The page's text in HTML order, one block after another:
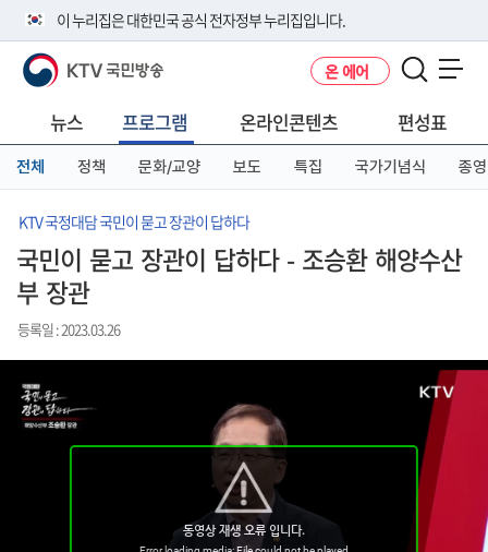
이 누리집은 대한민국 공식 전자정부 누리집입니다.
공식 누리집 주소 확인하기
니다.
이밖에 or.kr 또는 .kr등 다른 도메인 주소를 사용하고 있다면 아래 URL에
서 도메인 주소를 확인해 보세요
KTV 국민방송 온 에어
뉴스 프로그램 온라인콘텐츠 편성표
전체 정책 문화/교양 보도 특집 국가기념식 종영
KTV 국정대담 국민이 묻고 장관이 답하다
국민이 묻고 장관이 답하다 - 조승환 해양수산
부 장관
등록일 : 2023.03.26